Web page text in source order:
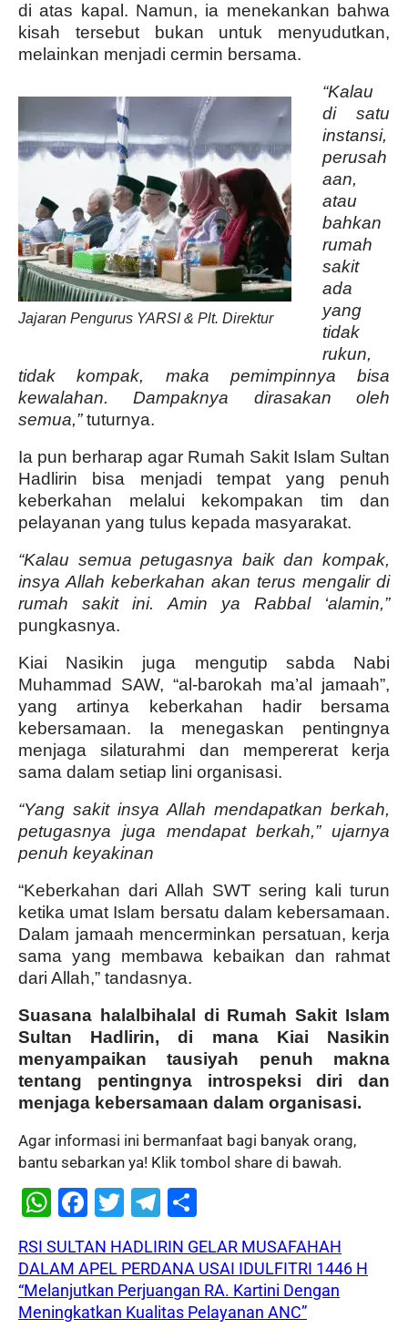
di atas kapal. Namun, ia menekankan bahwa
kisah tersebut bukan untuk menyudutkan,
melainkan menjadi cermin bersama.
Jajaran Pengurus YARSI & Plt. Direktur
“Kalau
di satu
instansi,
perusah
aan,
atau
bahkan
rumah
sakit
ada
yang
tidak
rukun,
tidak kompak, maka pemimpinnya bisa
kewalahan. Dampaknya dirasakan oleh
semua,”tuturnya.
Ia pun berharap agar Rumah Sakit Islam Sultan
Hadlirin bisa menjadi tempat yang penuh
keberkahan melalui kekompakan tim dan
pelayanan yang tulus kepada masyarakat.
“Kalau semua petugasnya baik dan kompak,
insya Allah keberkahan akan terus mengalir di
rumah sakit ini. Amin ya Rabbal ‘alamin,”
pungkasnya.
Kiai Nasikin juga mengutip sabda Nabi
Muhammad SAW, “al-barokah ma’al jamaah”,
yang artinya keberkahan hadir bersama
kebersamaan. Ia menegaskan pentingnya
menjaga silaturahmi dan mempererat kerja
sama dalam setiap lini organisasi.
“Yang sakit insya Allah mendapatkan berkah,
petugasnya juga mendapat berkah,” ujarnya
penuh keyakinan
“Keberkahan dari Allah SWT sering kali turun
ketika umat Islam bersatu dalam kebersamaan.
Dalam jamaah mencerminkan persatuan, kerja
sama yang membawa kebaikan dan rahmat
dari Allah,” tandasnya.
Suasana halalbihalal di Rumah Sakit Islam
Sultan Hadlirin, di mana Kiai Nasikin
menyampaikan tausiyah penuh makna
tentang pentingnya introspeksi diri dan
menjaga kebersamaan dalam organisasi.
Agar informasi ini bermanfaat bagi banyak orang,
bantu sebarkan ya! Klik tombol share di bawah.
W
h
at
s
A
F
a
c
e
b
T
wi
tt
er
T
el
e
gr
a
h
ar
e
RSI SULTAN HADLIRIN GELAR MUSAFAHAH
DALAM APEL PERDANA USAI IDULFITRI 1446 H
“Melanjutkan Perjuangan RA. Kartini Dengan
Meningkatkan Kualitas Pelayanan ANC”